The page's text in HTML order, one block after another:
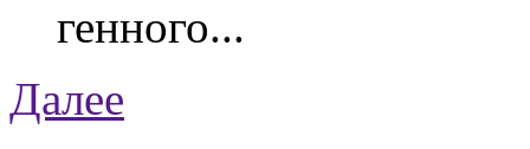
генного...
Далее